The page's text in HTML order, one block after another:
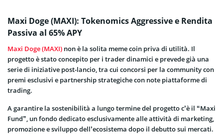
Maxi Doge (MAXI): Tokenomics Aggressive e Rendita
Passiva al 65% APY
Maxi Doge (MAXI) non è la solita meme coin priva di utilità. Il
progetto è stato concepito per i trader dinamici e prevede già una
serie di iniziative post-lancio, tra cui concorsi per la community con
premi esclusivi e partnership strategiche con note piattaforme di
trading.
A garantire la sostenibilità a lungo termine del progetto c’è il “Maxi
Fund”, un fondo dedicato esclusivamente alle attività di marketing,
promozione e sviluppo dell’ecosistema dopo il debutto sui mercati.